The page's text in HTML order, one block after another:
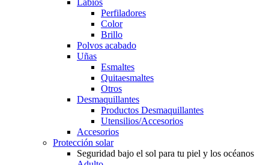
Labios
Perfiladores
Color
Brillo
Polvos acabado
Uñas
Esmaltes
Quitaesmaltes
Otros
Desmaquillantes
Productos Desmaquillantes
Utensilios/Accesorios
Accesorios
Protección solar
Seguridad bajo el sol para tu piel y los océanos